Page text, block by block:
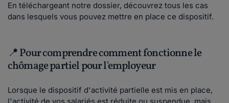
En téléchargeant notre dossier, découvrez tous les cas
dans lesquels vous pouvez mettre en place ce dispositif.
📍 Pour comprendre comment fonctionne le
chômage partiel pour l'employeur
Lorsque le dispositif d'activité partielle est mis en place,